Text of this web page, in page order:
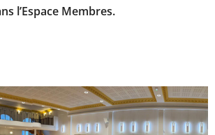
l’Espace Membres.